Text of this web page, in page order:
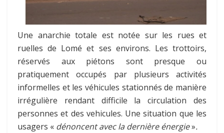
Une anarchie totale est notée sur les rues et
ruelles de Lomé et ses environs. Les trottoirs,
réservés aux piétons sont presque ou
pratiquement occupés par plusieurs activités
informelles et les véhicules stationnés de manière
irrégulière rendant difficile la circulation des
personnes et des vehicules. Une situation que les
usagers « dénoncent avec la dernière énergie».